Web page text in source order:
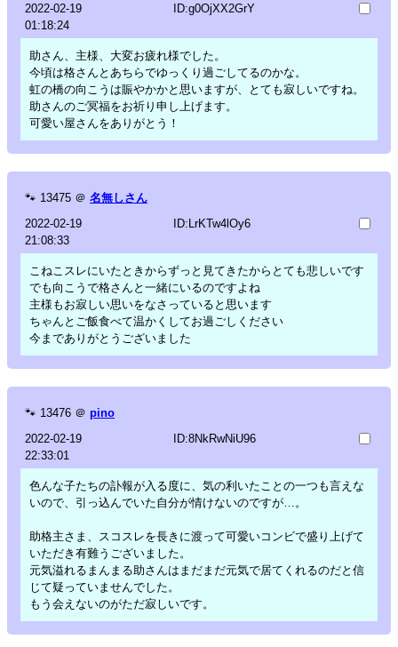
2022-02-19
01:18:24
ID:g0OjXX2GrY
助さん、主様、大変お疲れ様でした。
今頃は格さんとあちらでゆっくり過ごしてるのかな。
虹の橋の向こうは賑やかかと思いますが、とても寂しいですね。
助さんのご冥福をお祈り申し上げます。
可愛い屋さんをありがとう！
🐾 13475 ＠ 名無しさん
2022-02-19
21:08:33
ID:LrKTw4lOy6
こねこスレにいたときからずっと見てきたからとても悲しいです
でも向こうで格さんと一緒にいるのですよね
主様もお寂しい思いをなさっていると思います
ちゃんとご飯食べて温かくしてお過ごしください
今までありがとうございました
🐾 13476 ＠ pino
2022-02-19
22:33:01
ID:8NkRwNiU96
色んな子たちの訃報が入る度に、気の利いたことの一つも言えな
いので、引っ込んでいた自分が情けないのですが…。
助格主さま、スコスレを長きに渡って可愛いコンビで盛り上げて
いただき有難うございました。
元気溢れるまんまる助さんはまだまだ元気で居てくれるのだと信
じて疑っていませんでした。
もう会えないのがただ寂しいです。